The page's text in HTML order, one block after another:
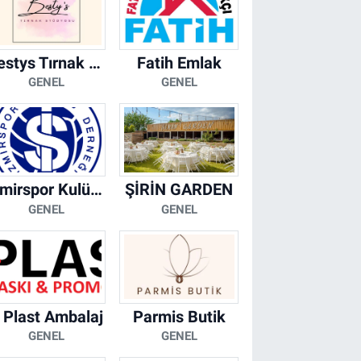
Bestys Tırnak Stüdyosu
GENEL
Fatih Emlak
GENEL
İzmirspor Kulübü Derneği
GENEL
ŞİRİN GARDEN
GENEL
Plast Ambalaj
GENEL
Parmis Butik
GENEL